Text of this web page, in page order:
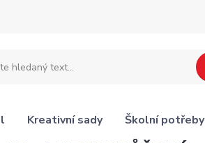
Kreativní sady Školní potřeby